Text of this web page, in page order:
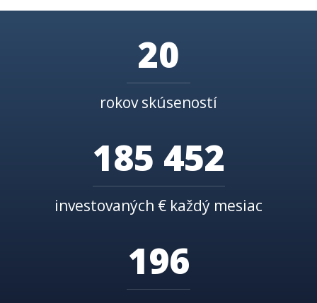
20
rokov skúseností
185 452
investovaných € každý mesiac
196